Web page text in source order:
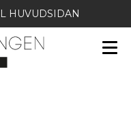
HUVUDSIDAN